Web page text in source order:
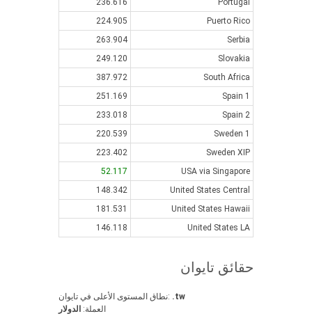
Portugal
236.616
Puerto Rico
224.905
Serbia
263.904
Slovakia
249.120
South Africa
387.972
Spain 1
251.169
Spain 2
233.018
Sweden 1
220.539
Sweden XIP
223.402
USA via Singapore
52.117
United States Central
148.342
United States Hawaii
181.531
United States LA
146.118
حقائق تايوان
نطاق المستوى الأعلى في تايوان: .tw
العملة: الدولار